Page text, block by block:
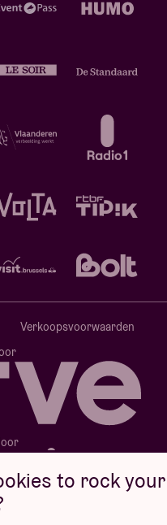
Verkoopsvoorwaarden
to rock your